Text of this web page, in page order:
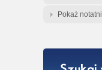
Pokaż